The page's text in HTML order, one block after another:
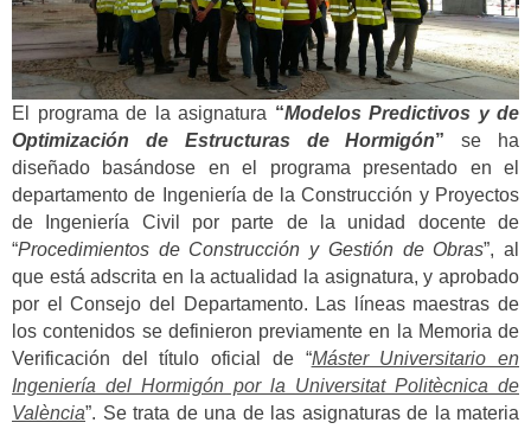
El programa de la asignatura “Modelos Predictivos y de
Optimización de Estructuras de Hormigón” se ha
diseñado basándose en el programa presentado en el
departamento de Ingeniería de la Construcción y Proyectos
de Ingeniería Civil por parte de la unidad docente de
“Procedimientos de Construcción y Gestión de Obras”, al
que está adscrita en la actualidad la asignatura, y aprobado
por el Consejo del Departamento. Las líneas maestras de
los contenidos se definieron previamente en la Memoria de
Verificación del título oficial de “Máster Universitario en
Ingeniería del Hormigón por la Universitat Politècnica de
València”. Se trata de una de las asignaturas de la materia